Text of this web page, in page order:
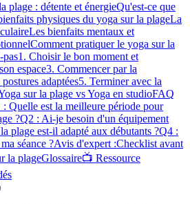
plage : détente et énergieQu'est-ce que
physiques du yoga sur la plageLa
Les bienfaits mentaux et
Comment pratiquer le yoga sur la
pas1. Choisir le bon moment et
espace3. Commencer par la
adaptées5. Terminer avec la
sur la plage vs Yoga en studioFAQ
: Quelle est la meilleure période pour
?Q2 : Ai-je besoin d'un équipement
plage est-il adapté aux débutants ?Q4 :
séance ?Avis d'expert :Checklist avant
la plageGlossaire📺 Ressource